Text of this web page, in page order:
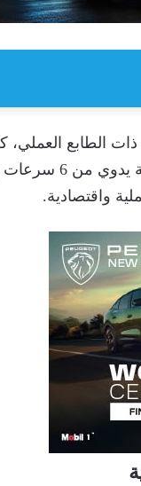
الطابع
، تأتي بناقل